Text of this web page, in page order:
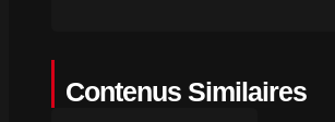
Contenus Similaires